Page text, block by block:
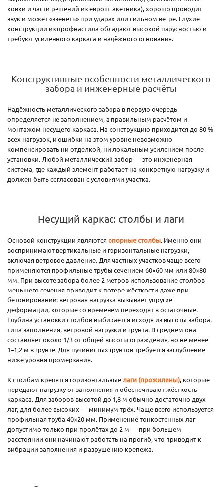
ковки и части решений из евроштакетника), хорошо проводит
звук и может «звенеть» при ударах или сильном ветре. Глухие
конструкции из профнастила обладают высокой парусностью и
требуют усиленного каркаса и надёжного основания.
Конструктивные особенности металлического
забора и инженерные расчёты
Надёжность металлического забора в первую очередь
определяется не заполнением, а правильным расчётом и
монтажом несущего каркаса. На конструкцию приходится до 80 %
всех нагрузок, и ошибки на этом уровне невозможно
компенсировать ни отделкой, ни локальным усилением после
установки. Любой металлический забор — это инженерная
система, где каждый элемент работает на конкретную нагрузку и
должен быть согласован с условиями участка.
Несущий каркас: столбы и лаги
Основой конструкции являются опорные столбы. Именно они
воспринимают вертикальные и горизонтальные нагрузки,
включая ветровое давление. Для частных участков чаще всего
применяются профильные трубы сечением 60×60 мм или 80×80
мм. При высоте забора более 2 метров использование столбов
меньшего сечения приводит к потере жёсткости даже при
бетонировании: ветровая нагрузка вызывает упругие
деформации, которые со временем переходят в остаточные.
Глубина установки столбов выбирается исходя из высоты забора,
типа заполнения, ветровой нагрузки и грунта. В среднем она
составляет около 1/3 от общей высоты ограждения, но не менее
1–1,2 м в грунте. Для пучинистых грунтов требуется заглубление
ниже уровня промерзания.
К столбам крепятся горизонтальныелаги (прожилины), которые
передают нагрузку от заполнения и обеспечивают жёсткость
каркаса. Для заборов высотой до 1,8 м обычно достаточно двух
лаг, для более высоких — минимум трёх. Чаще всего используется
профильная труба 40×20 мм. Применение тонкостенных лаг
допустимо только при пролётах до 2 м — при большем
расстоянии они начинают работать на прогиб, что приводит к
вибрации заполнения и разрушению крепежа.